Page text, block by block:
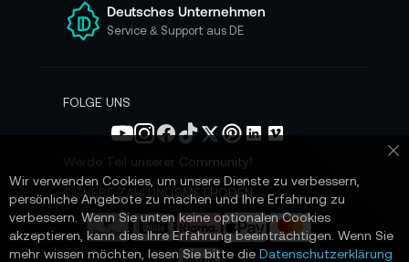
e
n
N
s
e
n
Deutsches Unternehmen
Service & Support aus DE
FOLGE UNS
Werde Teil unserer Community!
SICHERE ZAHLUNGSMETHODEN
Wir verwenden Cookies, um unsere Dienste zu verbessern,
persönliche Angebote zu machen und Ihre Erfahrung zu
verbessern. Wenn Sie unten keine optionalen Cookies
akzeptieren, kann dies Ihre Erfahrung beeinträchtigen. Wenn Sie
mehr wissen möchten, lesen Sie bitte die Datenschutzerklärung